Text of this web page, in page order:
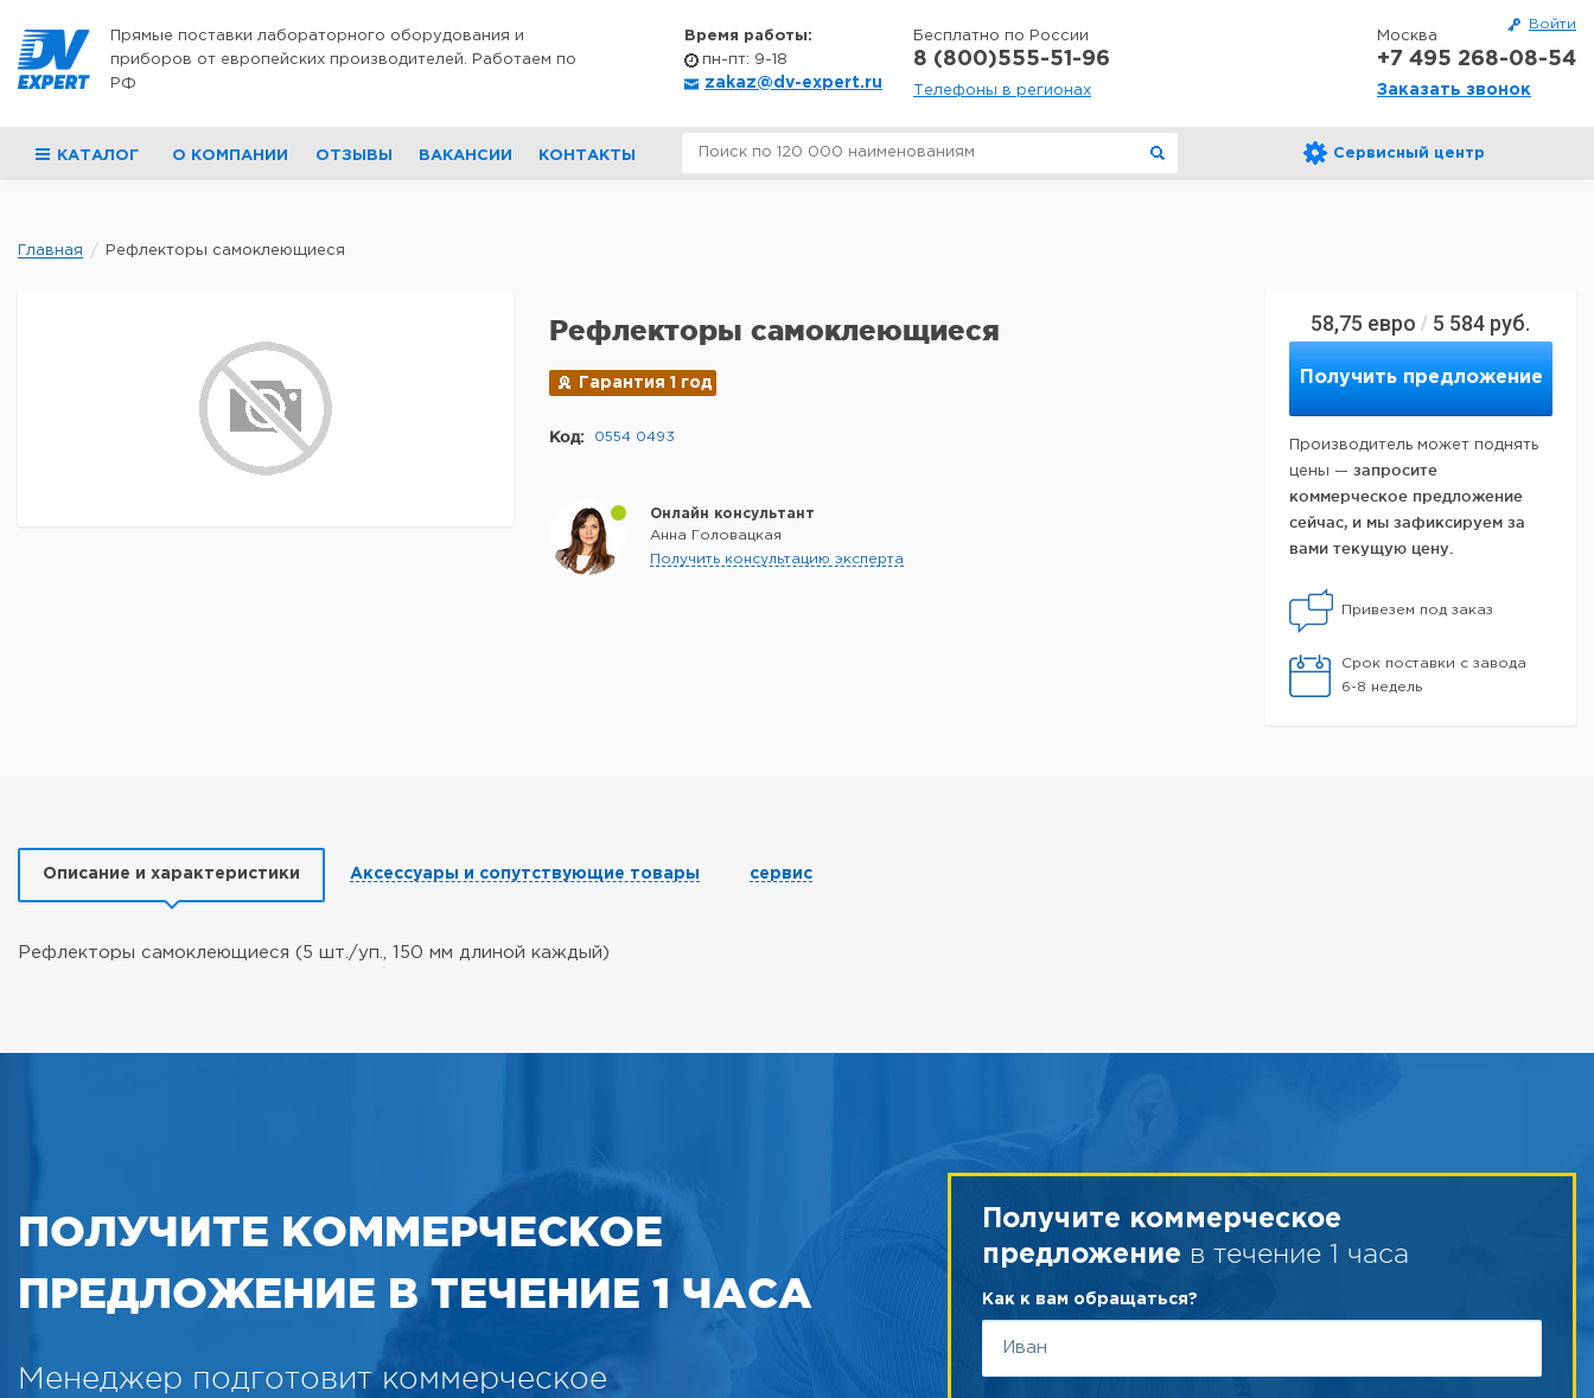
Войти
Прямые поставки лабораторного оборудования и
приборов от европейских производителей. Работаем по
РФ
Время работы:
пн-пт: 9-18
zakaz@dv-expert.ru
Бесплатно по России
8 (800)555-51-96
Телефоны в регионах
Москва
+7 495 268-08-54
Заказать звонок
КАТАЛОГ О КОМПАНИИ ОТЗЫВЫ ВАКАНСИИ КОНТАКТЫ Сервисный центр
Главная Рефлекторы самоклеющиеся
58,75 евро / 5 584 руб.
Получить предложение
Производитель может поднять
цены — запросите
коммерческое предложение
сейчас, и мы зафиксируем за
вами текущую цену.
Привезем под заказ
Срок поставки с завода
6-8 недель
Рефлекторы самоклеющиеся
Гарантия 1 год
Код: 0554 0493
Онлайн консультант
Анна Головацкая
Получить консультацию эксперта
Описание и характеристики Аксессуары и сопутствующие товары сервис
Рефлекторы самоклеющиеся (5 шт./уп., 150 мм длиной каждый)
ПОЛУЧИТЕ КОММЕРЧЕСКОЕ
ПРЕДЛОЖЕНИЕ В ТЕЧЕНИЕ 1 ЧАСА
Менеджер подготовит коммерческое
Получите коммерческое
предложение в течение 1 часа
Как к вам обращаться?